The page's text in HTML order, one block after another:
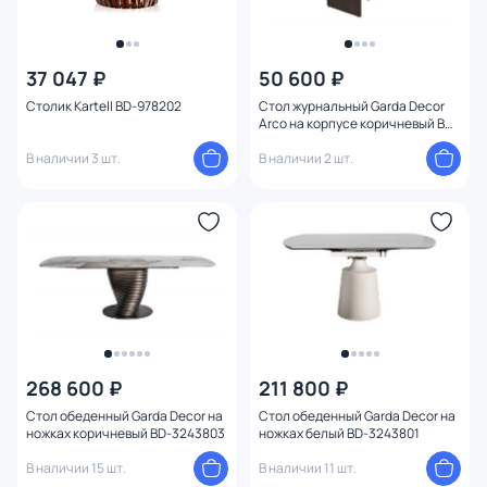
37 047 ₽
Столик Kartell BD-978202
В наличии 3 шт.
50 600 ₽
Стол журнальный Garda Decor
Arco на корпусе коричневый BD-
В наличии 2 шт.
268 600 ₽
Стол обеденный Garda Decor на
ножках коричневый BD-3243803
В наличии 15 шт.
211 800 ₽
Стол обеденный Garda Decor на
ножках белый BD-3243801
В наличии 11 шт.